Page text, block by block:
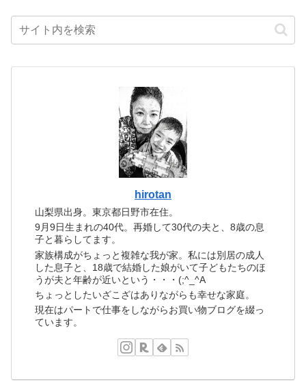
hirotan
山梨県出身。東京都日野市在住。
9月9日生まれの40代。再婚して30代の夫と、8歳の息
子と暮らしてます。
家族構成がちょっと複雑な我が家。私には別居の成人
した息子と、18歳で結婚した娘がいて子どもたちのほ
うが夫と年齢が近いという・・・(;^_^A
ちょっとしたいざこざはありながらも幸せな家庭。
現在はパートで仕事をしながらお買い物ブログを綴っ
ています。